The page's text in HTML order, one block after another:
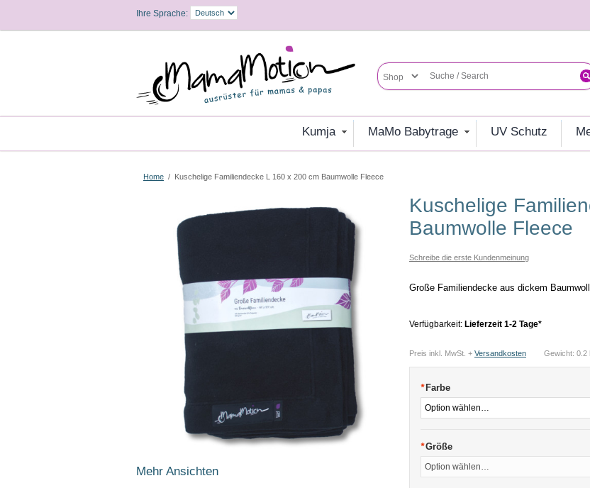
Ihre Sprache:
Kumja MaMo Babytrage UV Schutz
Home / Kuschelige Familiendecke L 160 x 200 cm Baumwolle Fleece
Mehr Ansichten
Kuschelige Familiendecke L 160 x 200 cm
Baumwolle Fleece
Schreibe die erste Kundenmeinung
Große Familiendecke aus dickem
Verfügbarkeit: Lieferzeit 1-2 Tage*
Preis inkl. MwSt. + Versandkosten Gewicht: 0.2
* Farbe
*Größe